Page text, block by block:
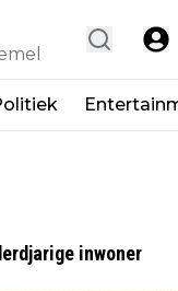
inwoner